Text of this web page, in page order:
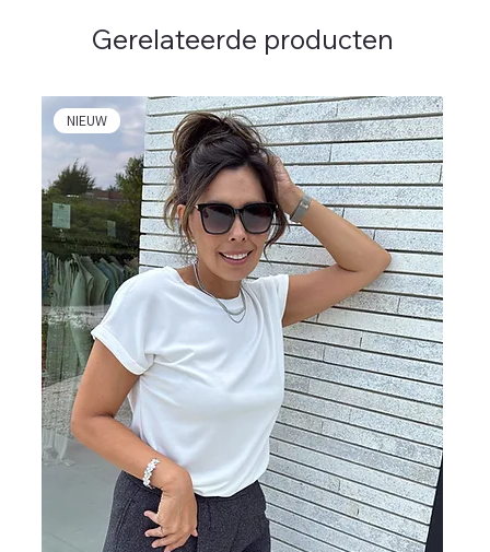
Gerelateerde producten
NIEUW